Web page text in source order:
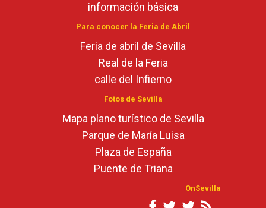
información básica
Para conocer la Feria de Abril
Feria de abril de Sevilla
Real de la Feria
calle del Infierno
Fotos de Sevilla
Mapa plano turístico de Sevilla
Parque de María Luisa
Plaza de España
Puente de Triana
OnSevilla